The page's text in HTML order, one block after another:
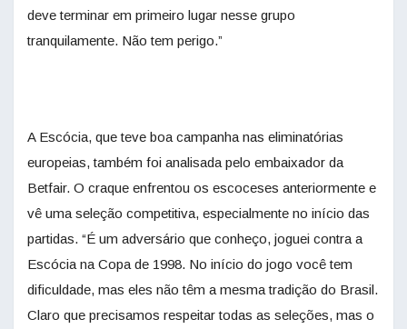
deve terminar em primeiro lugar nesse grupo
tranquilamente. Não tem perigo.”
A Escócia, que teve boa campanha nas eliminatórias
europeias, também foi analisada pelo embaixador da
Betfair. O craque enfrentou os escoceses anteriormente e
vê uma seleção competitiva, especialmente no início das
partidas. “É um adversário que conheço, joguei contra a
Escócia na Copa de 1998. No início do jogo você tem
dificuldade, mas eles não têm a mesma tradição do Brasil.
Claro que precisamos respeitar todas as seleções, mas o